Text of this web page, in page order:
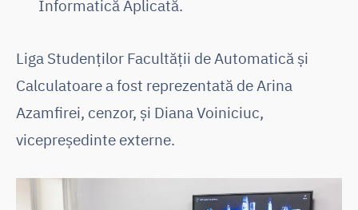
Informatică Aplicată.
Liga Studenților Facultății de Automatică și
Calculatoare a fost reprezentată de Arina
Azamfirei, cenzor, și Diana Voiniciuc,
vicepreședinte externe.